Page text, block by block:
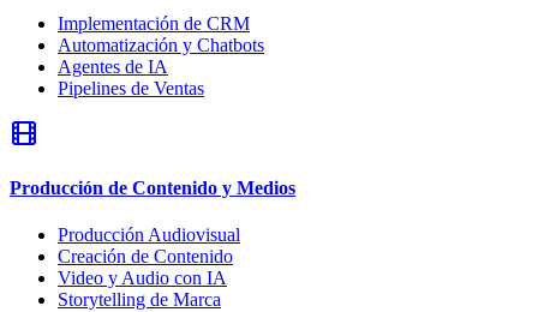
Implementación de CRM
Automatización y Chatbots
Agentes de IA
Pipelines de Ventas
Producción de Contenido y Medios
Producción Audiovisual
Creación de Contenido
Video y Audio con IA
Storytelling de Marca